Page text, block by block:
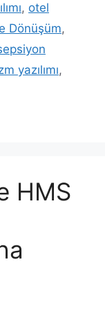
, otel
Dönüşüm,
yazılımı,
HMS